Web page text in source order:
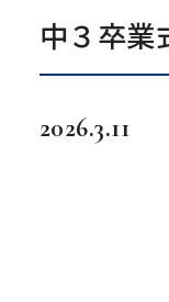
中３卒業
2026.3.11